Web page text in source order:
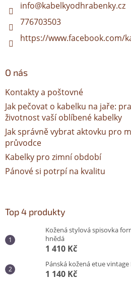
info@kabelkyodhrabenky.cz
776703503
https://www.facebook.com/
O nás
Kontakty a poštovné
Jak pečovat o kabelku na jaře:
životnost vaší oblíbené kabelky
Jak správně vybrat aktovku pro
průvodce
Kabelky pro zimní období
Pánové si potrpí na kvalitu
Top 4 produkty
Kožená stylová spisovka
hnědá
1 410 Kč
Pánská kožená etue
1 140 Kč